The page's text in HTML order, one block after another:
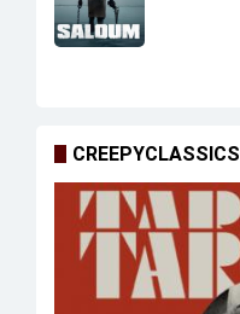
CREEPYCLASSICS